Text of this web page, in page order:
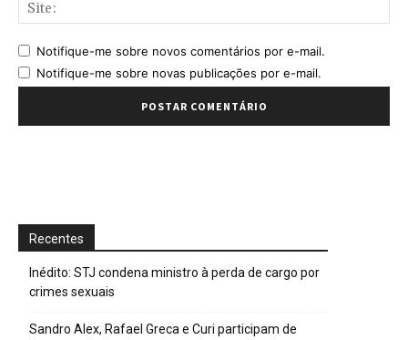
Notifique-me sobre novos comentários por e-mail.
Notifique-me sobre novas publicações por e-mail.
Recentes
Inédito: STJ condena ministro à perda de cargo por
crimes sexuais
Sandro Alex, Rafael Greca e Curi participam de